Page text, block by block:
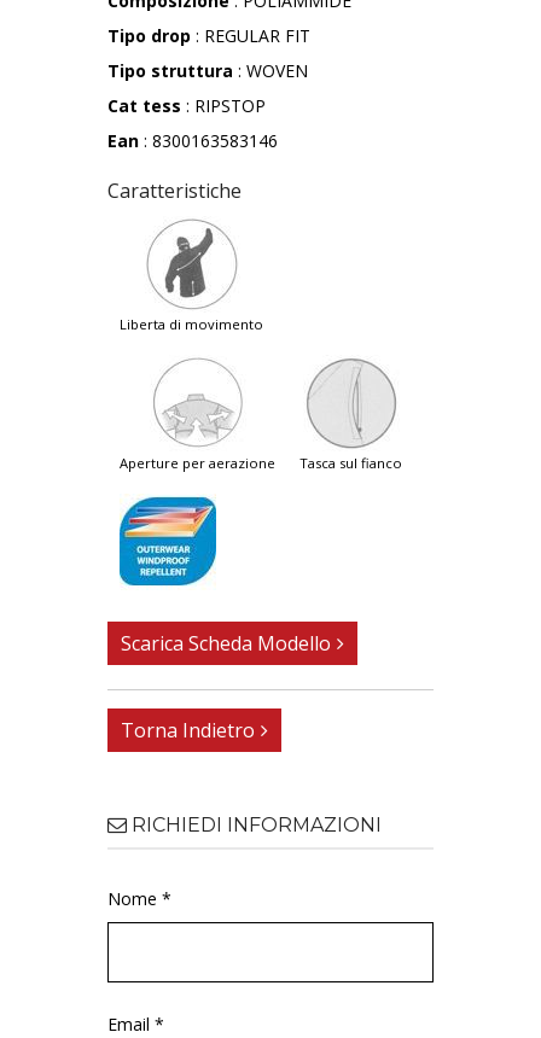
Tipo drop : REGULAR FIT
Tipo struttura : WOVEN
Cat tess : RIPSTOP
Ean : 8300163583146
Caratteristiche
liberta di movimento
aperture per aerazione tasca sul fianco
Scarica Scheda Modello
Torna Indietro
RICHIEDI INFORMAZIONI
Nome *
Email *